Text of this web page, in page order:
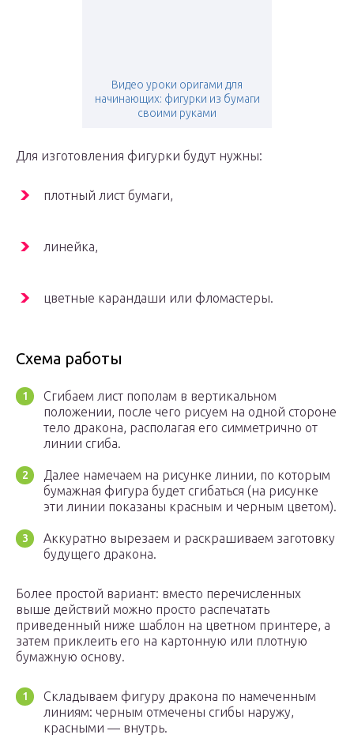
Видео уроки оригами для
начинающих: фигурки из бумаги
своими руками
Для изготовления фигурки будут нужны:
плотный лист бумаги,
линейка,
цветные карандаши или фломастеры.
Схема работы
Сгибаем лист пополам в вертикальном
положении, после чего рисуем на одной стороне
тело дракона, располагая его симметрично от
линии сгиба.
Далее намечаем на рисунке линии, по которым
бумажная фигура будет сгибаться (на рисунке
эти линии показаны красным и черным цветом).
Аккуратно вырезаем и раскрашиваем заготовку
будущего дракона.
Более простой вариант: вместо перечисленных
выше действий можно просто распечатать
приведенный ниже шаблон на цветном принтере, а
затем приклеить его на картонную или плотную
бумажную основу.
Складываем фигуру дракона по намеченным
линиям: черным отмечены сгибы наружу,
красными — внутрь.